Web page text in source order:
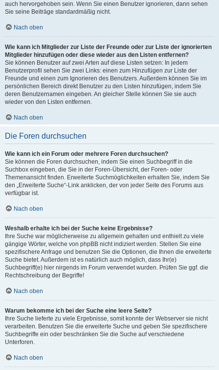
auch hervorgehoben sein. Wenn Sie einen Benutzer ignorieren, dann sehen
Sie seine Beiträge standardmäßig nicht.
Nach oben
Wie kann ich Mitglieder zur Liste der Freunde oder zur Liste der ignorierten
Mitglieder hinzufügen oder diese wieder aus den Listen entfernen?
Sie können Benutzer auf zwei Arten auf diese Listen setzen: In jedem
Benutzerprofil sehen Sie zwei Links: einen zum Hinzufügen zur Liste der
Freunde und einen zum Ignorieren des Benutzers. Außerdem können Sie im
persönlichen Bereich direkt Benutzer zu den Listen hinzufügen, indem Sie
deren Benutzernamen eingeben. An gleicher Stelle können Sie sie auch
wieder von den Listen entfernen.
Nach oben
Die Foren durchsuchen
Wie kann ich ein Forum oder mehrere Foren durchsuchen?
Sie können die Foren durchsuchen, indem Sie einen Suchbegriff in die
Suchbox eingeben, die Sie in der Foren-Übersicht, der Foren- oder
Themenansicht finden. Erweiterte Suchmöglichkeiten erhalten Sie, indem Sie
den „Erweiterte Suche“-Link anklicken, der von jeder Seite des Forums aus
verfügbar ist.
Nach oben
Weshalb erhalte ich bei der Suche keine Ergebnisse?
Ihre Suche war möglicherweise zu allgemein gehalten und enthielt zu viele
gängige Wörter, welche von phpBB nicht indiziert werden. Stellen Sie eine
spezifischere Anfrage und benutzen Sie die Optionen, die Ihnen die erweiterte
Suche bietet. Außerdem ist es natürlich auch möglich, dass Ihr(e)
Suchbegriff(e) hier nirgends im Forum verwendet wurden. Prüfen Sie ggf. die
Rechtschreibung der Begriffe!
Nach oben
Warum bekomme ich bei der Suche eine leere Seite?
Ihre Suche lieferte zu viele Ergebnisse, somit konnte der Webserver sie nicht
verarbeiten. Benutzen Sie die erweiterte Suche und geben Sie spezifischere
Suchbegriffe ein oder beschränken Sie die Suche auf verschiedene
Unterforen.
Nach oben